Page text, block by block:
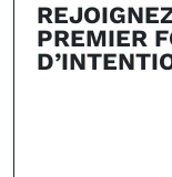
PREMIER